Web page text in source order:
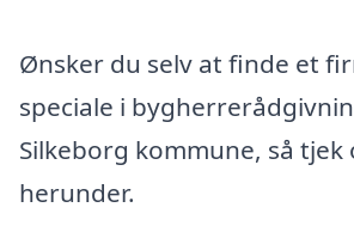
Ønsker du selv at finde et
speciale i
Silkeborg kommune, så
herunder.